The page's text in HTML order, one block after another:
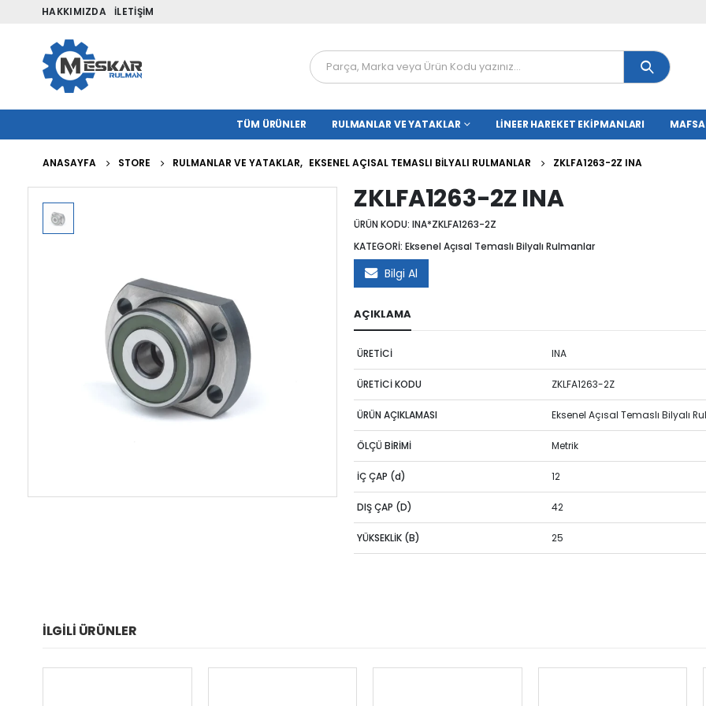
HAKKIMIZDA İLETIŞIM
TÜM ÜRÜNLER RULMANLAR VE YATAKLAR LINEER HAREKET EKIPMANLARI
ANASAYFA STORE RULMANLAR VE YATAKLAR, EKSENEL AÇISAL TEMASLI BILYALI RULMANLAR ZKLFA1263-2Z INA
ZKLFA1263-2Z INA
ÜRÜN KODU:INA*ZKLFA1263-2Z
KATEGORİ:Eksenel Açısal Temaslı Bilyalı Rulmanlar
Bilgi Al
AÇIKLAMA
ÜRETİCİ INA
ÜRETİCİ KODU ZKLFA1263-2Z
ÜRÜN AÇIKLAMASI Eksenel Açısal Temaslı Bilyalı
ÖLÇÜ BİRİMİ Metrik
İÇ ÇAP (d) 12
DIŞ ÇAP (D) 42
YÜKSEKLİK (B) 25
İLGILI ÜRÜNLER